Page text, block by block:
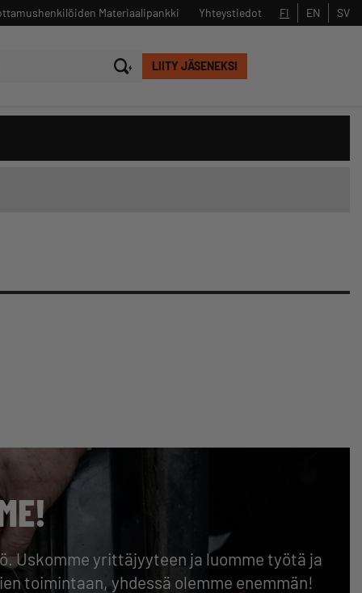
Yhteystiedot
Materiaalipankki FI EN SV
LIITY JÄSENEKSI
Uskomme yrittäjyyteen ja luomme työtä ja
toimintaan, yhdessä olemme enemmän!
Sulje